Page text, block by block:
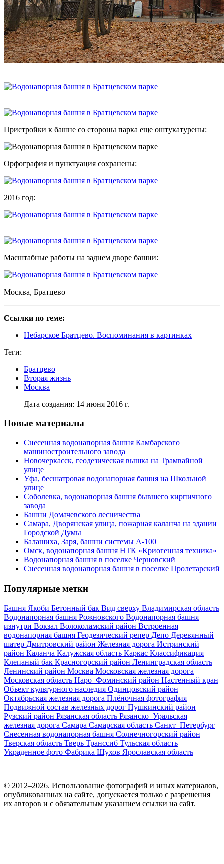
Пристройки к башне со стороны парка еще оштукатурены:
Орфография и пунктуация сохранены:
2016 год:
Масштабные работы на заднем дворе башни:
Москва, Братцево
Ссылки по теме:
Небарское Братцево. Воспоминания в картинках
Теги:
Братцево
Вторая жизнь
Москва
Дата создания: 14 июня 2016 г.
Новые материалы
Снесенная водонапорная башня Камбарского
машиностроительного завода
Новочеркасск, геодезическая вышка на Трамвайной
улице
Уфа, бесшатровая водонапорная башня на Школьной
улице
Соболевка, водонапорная башня бывшего кирпичного
завода
Башни Домачевского лесничества
Самара, Дворянская улица, пожарная каланча на здании
Городской Думы
Балашиха, Заря, башни системы А-100
Омск, водонапорная башня НТК «Криогенная техника»
Водонапорная башня в поселке Черновский
Снесенная водонапорная башня в поселке Пролетарский
Популярные метки
Башня Якоби Бетонный бак Вид сверху Владимирская область
Водонапорная башня Рожновского Водонапорная башня
изнутри Вокзал Волоколамский район Встроенная
водонапорная башня Геодезический репер Депо Деревянный
шатер Дмитровский район Железная дорога Истринский
район Каланча Калужская область Каркас Классификация
Клепаный бак Красногорский район Ленинградская область
Ленинский район Москва Московская железная дорога
Московская область Наро–Фоминский район Настенный кран
Объект культурного наследия Одинцовский район
Октябрьская железная дорога Плёночная фотография
Подвижной состав железных дорог Пушкинский район
Рузский район Рязанская область Рязанско–Уральская
железная дорога Самара Самарская область Санкт–Петербург
Снесенная водонапорная башня Солнечногорский район
Тверская область Тверь Транссиб Тульская область
Украденное фото Фабрика Шухов Ярославская область
© 2012–2026. Использование фотографий и иных материалов,
опубликованных на сайте, допускается только с разрешения
их авторов и c обязательным указанием ссылки на сайт.